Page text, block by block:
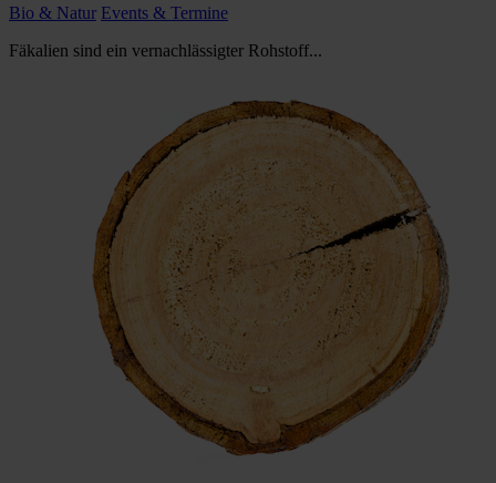
Bio & Natur Events & Termine
Fäkalien sind ein vernachlässigter Rohstoff...